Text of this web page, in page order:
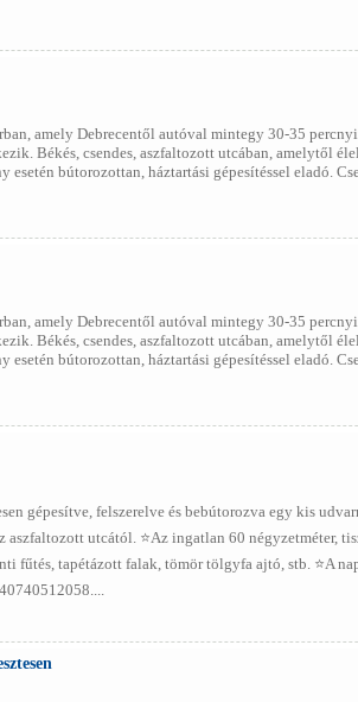
amely Debrecentől autóval mintegy 30-35
Békés, csendes, aszfaltozott utcában, amelytől
bútorozottan, háztartási gépesítéssel eladó.
amely Debrecentől autóval mintegy 30-35
Békés, csendes, aszfaltozott utcában, amelytől
bútorozottan, háztartási gépesítéssel eladó.
gépesítve, felszerelve és bebútorozva egy kis
aszfaltozott utcától. ⭐️Az ingatlan 60 négyzetméter,
fűtés, tapétázott falak, tömör tölgyfa ajtó, stb. ⭐️A